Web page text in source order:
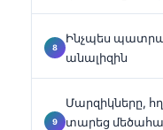
Ինչպես
անալիզին
Մարզիկները,
տարեց